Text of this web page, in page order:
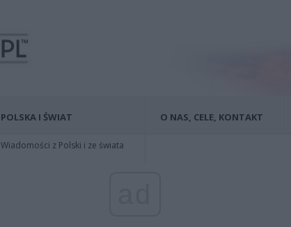
POLSKA I ŚWIAT
Wiadomości z Polski i ze świata
O NAS, CELE, KONTAKT